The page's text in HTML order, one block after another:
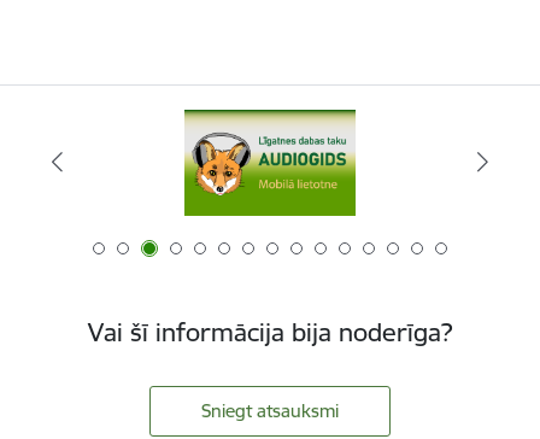
Vai šī informācija bija noderīga?
Sniegt atsauksmi